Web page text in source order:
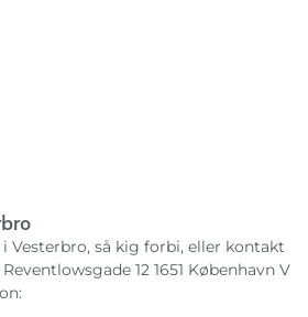
Vesterbro, så kig forbi, eller kontakt
12 1651 København V